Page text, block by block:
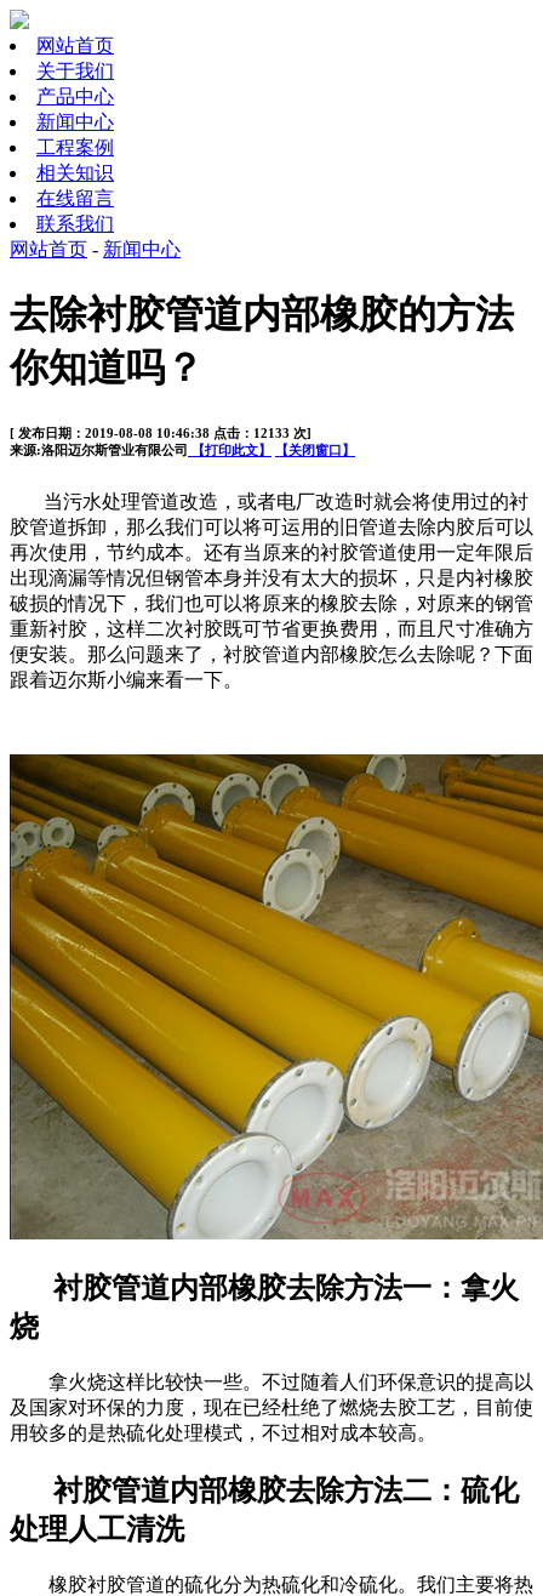
网站首页
关于我们
产品中心
新闻中心
工程案例
相关知识
在线留言
联系我们
网站首页 - 新闻中心
去除衬胶管道内部橡胶的方法
你知道吗？
[ 发布日期：2019-08-08 10:46:38 点击：12133 次]
来源:洛阳迈尔斯管业有限公司
【打印此文】 【关闭窗口】
当污水处理管道改造，或者电厂改造时就会将使用过的衬
胶管道拆卸，那么我们可以将可运用的旧管道去除内胶后可以
再次使用，节约成本。还有当原来的衬胶管道使用一定年限后
出现滴漏等情况但钢管本身并没有太大的损坏，只是内衬橡胶
破损的情况下，我们也可以将原来的橡胶去除，对原来的钢管
重新衬胶，这样二次衬胶既可节省更换费用，而且尺寸准确方
便安装。那么问题来了，衬胶管道内部橡胶怎么去除呢？下面
跟着迈尔斯小编来看一下。
衬胶管道内部橡胶去除方法一：拿火
烧
拿火烧这样比较快一些。不过随着人们环保意识的提高以
及国家对环保的力度，现在已经杜绝了燃烧去胶工艺，目前使
用较多的是热硫化处理模式，不过相对成本较高。
衬胶管道内部橡胶去除方法二：硫化
处理人工清洗
橡胶衬胶管道的硫化分为热硫化和冷硫化。我们主要将热